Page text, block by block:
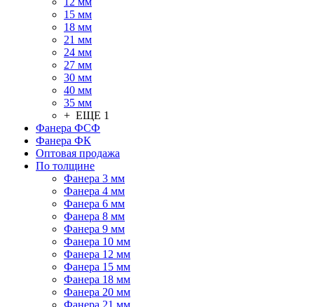
15 мм
18 мм
21 мм
24 мм
27 мм
30 мм
40 мм
35 мм
+ ЕЩЕ 1
Фанера ФСФ
Фанера ФК
Оптовая продажа
По толщине
Фанера 3 мм
Фанера 4 мм
Фанера 6 мм
Фанера 8 мм
Фанера 9 мм
Фанера 10 мм
Фанера 12 мм
Фанера 15 мм
Фанера 18 мм
Фанера 20 мм
Фанера 21 мм